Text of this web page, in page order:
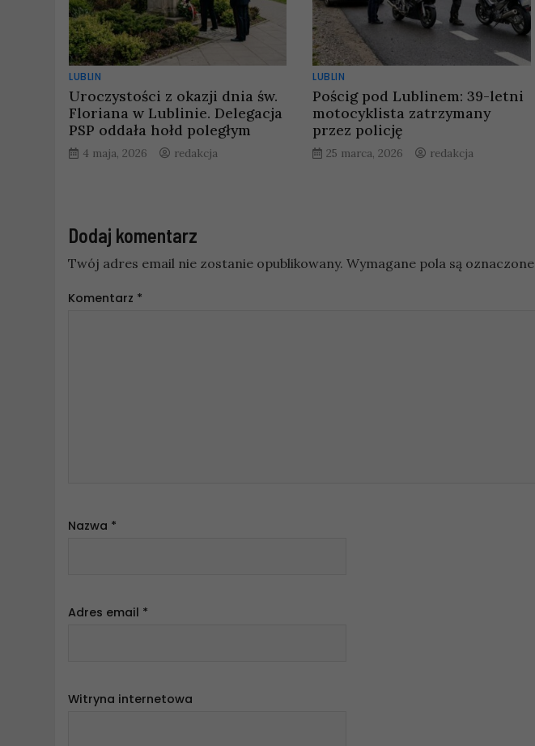
LUBLIN
Uroczystości z okazji dnia św.
Floriana w Lublinie. Delegacja
PSP oddała hołd poległym
4 maja, 2026 redakcja
LUBLIN
Pościg pod Lublinem: 39-letni
motocyklista zatrzymany
przez policję
25 marca, 2026 redakcja
Dodaj komentarz
Twój adres email nie zostanie opublikowany. Wymagane pola są oznaczone
Komentarz *
Nazwa *
Adres email *
Witryna internetowa